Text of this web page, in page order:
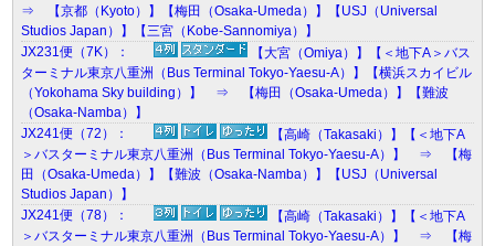
⇒ 【京都（Kyoto）】【梅田（Osaka-Umeda）】【USJ（Universal
Studios Japan）】【三宮（Kobe-Sannomiya）】
JX231便（7K）：
【大宮（Omiya）】【＜地下A＞バス
ターミナル東京八重洲（Bus Terminal Tokyo-Yaesu-A）】【横浜スカイビル
（Yokohama Sky building）】 ⇒ 【梅田（Osaka-Umeda）】【難波
（Osaka-Namba）】
JX241便（72）：
【高崎（Takasaki）】【＜地下A
＞バスターミナル東京八重洲（Bus Terminal Tokyo-Yaesu-A）】 ⇒ 【梅
田（Osaka-Umeda）】【難波（Osaka-Namba）】【USJ（Universal
Studios Japan）】
JX241便（78）：
【高崎（Takasaki）】【＜地下A
＞バスターミナル東京八重洲（Bus Terminal Tokyo-Yaesu-A）】 ⇒ 【梅